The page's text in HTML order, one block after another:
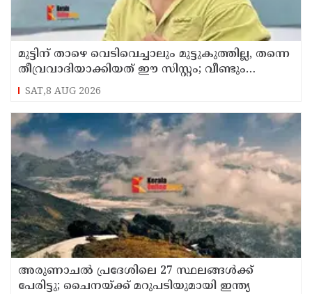
മുട്ടിന് താഴെ വെടിവെച്ചാലും മുട്ടുകുത്തില്ല, തന്നെ
തീവ്രവാദിയാക്കിയത് ഈ സിസ്റ്റം; വീണ്ടും
പോസ്റ്റുമായി അര്‍ജുന്‍ ആയങ്കി
SAT,8 AUG 2026
അരുണാചല്‍ പ്രദേശിലെ 27 സ്ഥലങ്ങള്‍ക്ക്
പേരിട്ടു; ചൈനയ്ക്ക് മറുപടിയുമായി ഇന്ത്യ